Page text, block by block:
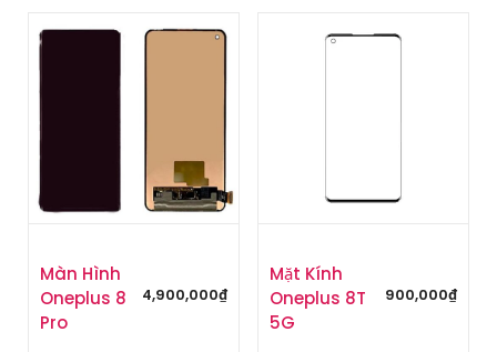
Màn Hình
Oneplus 8
Pro
4,900,000₫
Mặt Kính
Oneplus 8T
5G
900,000₫